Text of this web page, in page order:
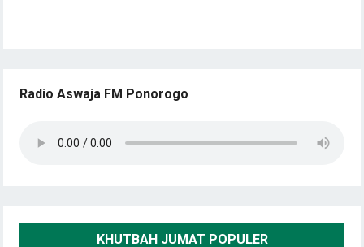
Radio Aswaja FM Ponorogo
KHUTBAH JUMAT POPULER